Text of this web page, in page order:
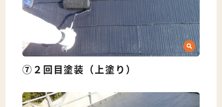
⑦２回目塗装（上塗り）